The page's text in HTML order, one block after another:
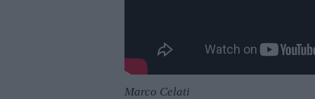
Marco Celati